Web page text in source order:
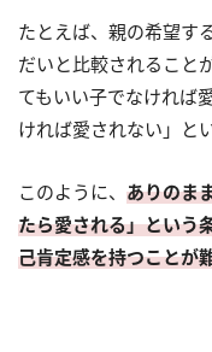
たとえば、親の希望す
だいと比較されること
てもいい子でなければ
ければ愛されない」と
このように、 ありのま
たら愛される」という
己肯定感を持つことが